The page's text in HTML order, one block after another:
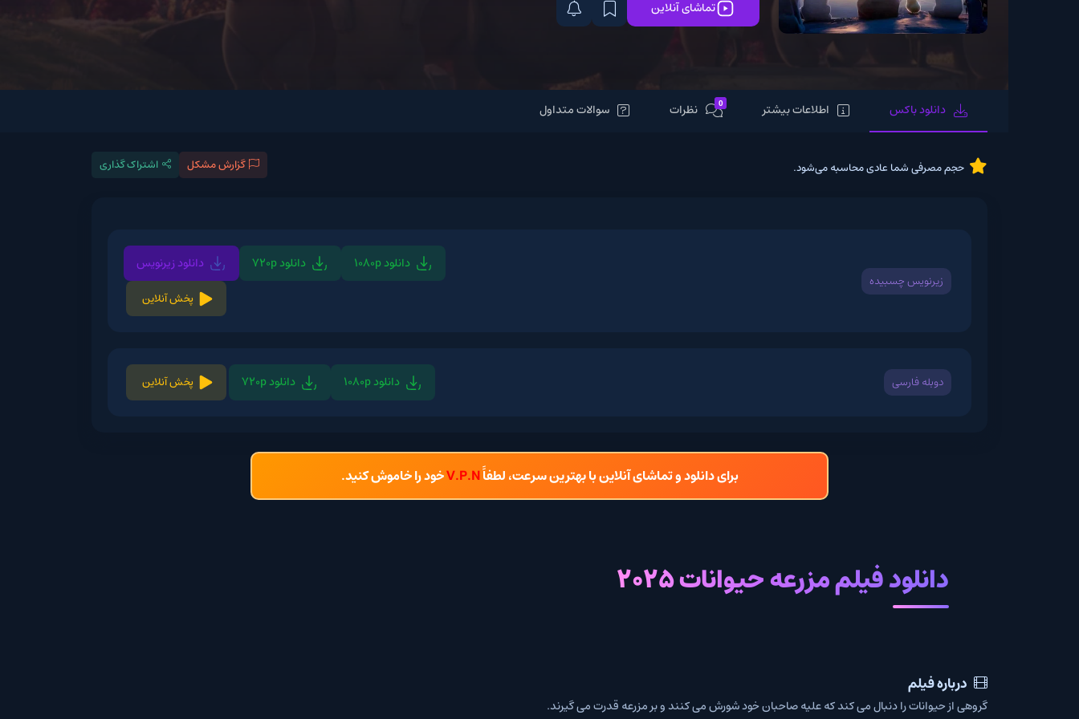
تماشای آنلاین
دانلود باکس اطلاعات بیشتر نظرات سوالات متداول
حجم مصرفی شما عادی محاسبه می‌شود. گزارش مشکل اشتراک گذاری
زیرنویس چسبیده
دانلود 720p دانلود زیرنویس
دانلود 720p پخش آنلاین
برای دانلود و تماشای آنلاین با بهترین سرعت، لطفاًV.P.Nخود را خاموش کنید.
دانلود فیلم مزرعه حیوانات 2025
درباره فیلم
گروهی از حیوانات را دنبال می کند که علیه صاحبان خود شورش می کنند و بر مزرعه قدرت می گیرند.